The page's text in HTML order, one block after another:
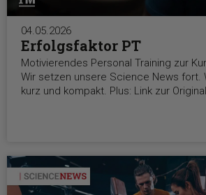
04.05.2026
Erfolgsfaktor PT
Motivierendes Personal Training zur
Wir setzen unsere Science News fort.
kurz und kompakt. Plus: Link zur